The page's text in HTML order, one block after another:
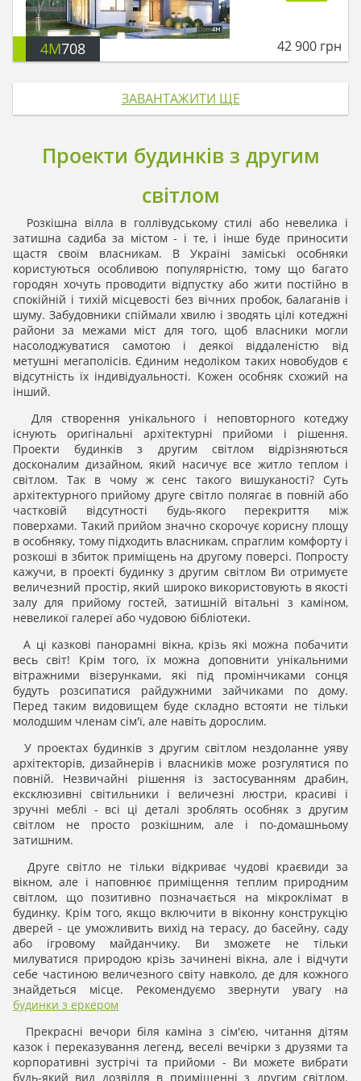
4M708 42 900 грн
ЗАВАНТАЖИТИ ЩЕ
Проекти будинків з другим
світлом
Розкішна вілла в голлівудському стилі або невелика і
затишна садиба за містом - і те, і інше буде приносити
щастя своїм власникам. В Україні заміські особняки
користуються особливою популярністю, тому що багато
городян хочуть проводити відпустку або жити постійно в
спокійній і тихій місцевості без вічних пробок, балаганів і
шуму. Забудовники спіймали хвилю і зводять цілі котеджні
райони за межами міст для того, щоб власники могли
насолоджуватися самотою і деякої віддаленістю від
метушні мегаполісів. Єдиним недоліком таких новобудов є
відсутність їх індивідуальності. Кожен особняк схожий на
інший.
Для створення унікального і неповторного котеджу
існують оригінальні архітектурні прийоми і рішення.
Проекти будинків з другим світлом відрізняються
досконалим дизайном, який насичує все житло теплом і
світлом. Так в чому ж сенс такого вишуканості? Суть
архітектурного прийому друге світло полягає в повній або
частковій відсутності будь-якого перекриття між
поверхами. Такий прийом значно скорочує корисну площу
в особняку, тому підходить власникам, спраглим комфорту і
розкоші в збиток приміщень на другому поверсі. Попросту
кажучи, в проекті будинку з другим світлом Ви отримуєте
величезний простір, який широко використовують в якості
залу для прийому гостей, затишній вітальні з каміном,
невеликої галереї або чудовою бібліотеки.
А ці казкові панорамні вікна, крізь які можна побачити
весь світ! Крім того, їх можна доповнити унікальними
вітражними візерунками, які під промінчиками сонця
будуть розсипатися райдужними зайчиками по дому.
Перед таким видовищем буде складно встояти не тільки
молодшим членам сім'ї, але навіть дорослим.
У проектах будинків з другим світлом нездоланне уяву
архітекторів, дизайнерів і власників може розгулятися по
повній. Незвичайні рішення із застосуванням драбин,
ексклюзивні світильники і величезні люстри, красиві і
зручні меблі - всі ці деталі зроблять особняк з другим
світлом не просто розкішним, але і по-домашньому
затишним.
Друге світло не тільки відкриває чудові краєвиди за
вікном, але і наповнює приміщення теплим природним
світлом, що позитивно позначається на мікроклімат в
будинку. Крім того, якщо включити в віконну конструкцію
дверей - це уможливить вихід на терасу, до басейну, саду
або ігровому майданчику. Ви зможете не тільки
милуватися природою крізь зачинені вікна, але і відчути
себе частиною величезного світу навколо, де для кожного
знайдеться місце. Рекомендуємо звернути увагу на
будинки з еркером
Прекрасні вечори біля каміна з сім'єю, читання дітям
казок і переказування легенд, веселі вечірки з друзями та
корпоративні зустрічі та прийоми - Ви можете вибрати
будь-який вид дозвілля в приміщенні з другим світлом.